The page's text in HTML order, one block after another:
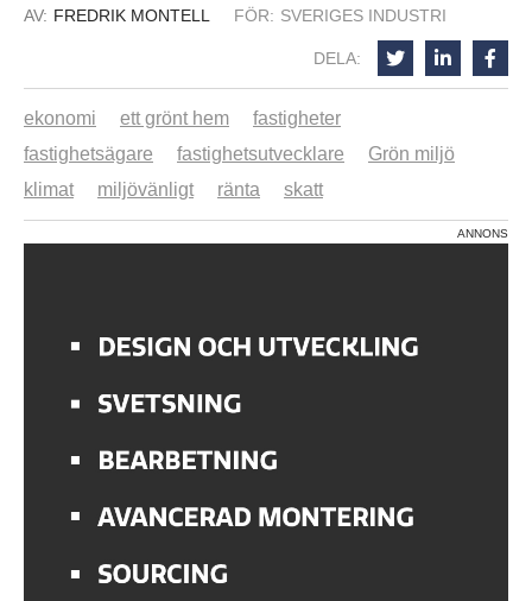
AV: FREDRIK MONTELL FÖR: SVERIGES INDUSTRI
DELA:
ekonomi ett grönt hem
fastigheter
fastighetsägare
fastighetsutvecklare
Grön miljö
klimat
miljövänligt ränta skatt
ANNONS